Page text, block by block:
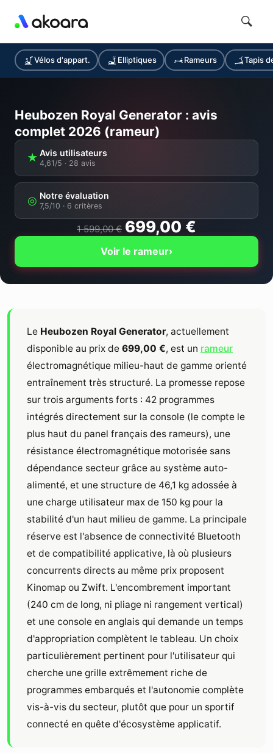
Vélos d'appart. Elliptiques Rameurs Tapis
Heubozen Royal Generator : avis
complet 2026 (rameur)
★ Avis utilisateurs
4,61/5 · 28 avis
◎ Notre évaluation
7,5/10 · 6 critères
1 599,00 € 699,00 €
Voir le rameur›
Le Heubozen Royal Generator, actuellement
disponible au prix de 699,00 €, est un rameur
électromagnétique milieu-haut de gamme orienté
entraînement très structuré. La promesse repose
sur trois arguments forts : 42 programmes
intégrés directement sur la console (le compte le
plus haut du panel français des rameurs), une
résistance électromagnétique motorisée sans
dépendance secteur grâce au système auto-
alimenté, et une structure de 46,1 kg adossée à
une charge utilisateur max de 150 kg pour la
stabilité d'un haut milieu de gamme. La principale
réserve est l'absence de connectivité Bluetooth
et de compatibilité applicative, là où plusieurs
concurrents directs au même prix proposent
Kinomap ou Zwift. L'encombrement important
(240 cm de long, ni pliage ni rangement vertical)
et une console en anglais qui demande un temps
d'appropriation complètent le tableau. Un choix
particulièrement pertinent pour l'utilisateur qui
cherche une grille extrêmement riche de
programmes embarqués et l'autonomie complète
vis-à-vis du secteur, plutôt que pour un sportif
connecté en quête d'écosystème applicatif.